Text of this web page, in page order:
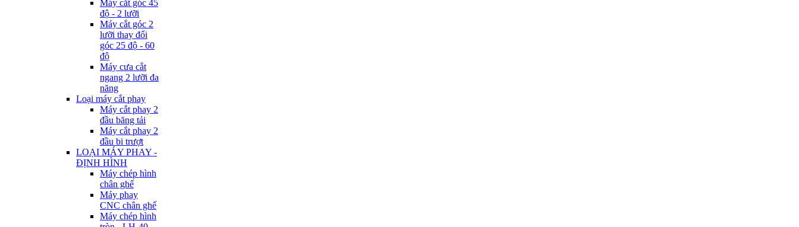
Máy cắt góc 45
độ - 2 lưỡi
Máy cắt góc 2
lưỡi thay đổi
góc 25 độ - 60
độ
Máy cưa cắt
ngang 2 lưỡi đa
năng
Loại máy cắt phay
Máy cắt phay 2
đầu băng tải
Máy cắt phay 2
đầu bi trượt
LOẠI MÁY PHAY -
ĐỊNH HÌNH
Máy chép hình
chân ghế
Máy phay
CNC chân ghế
Máy chép hình